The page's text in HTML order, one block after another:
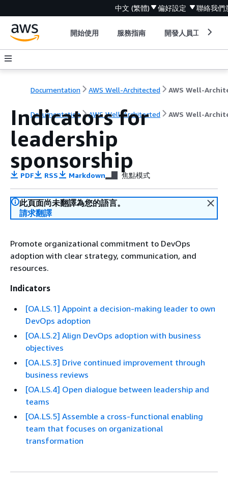
中文 (繁體) 偏好設定 聯絡我們
開始使用 服務指南 開發人員工具
Documentation AWS Well-Architected
Documentation AWS Well-Architected AWS Well-
Indicators for
leadership
sponsorship
PDF RSS Markdown 焦點模式
此頁面尚未翻譯為您的語言。
請求翻譯
Promote organizational commitment to DevOps
adoption with clear strategy, communication, and
resources.
Indicators
[OA.LS.1] Appoint a decision-making leader to own
DevOps adoption
[OA.LS.2] Align DevOps adoption with business
objectives
[OA.LS.3] Drive continued improvement through
business reviews
[OA.LS.4] Open dialogue between leadership and
teams
[OA.LS.5] Assemble a cross-functional enabling
team that focuses on organizational
transformation